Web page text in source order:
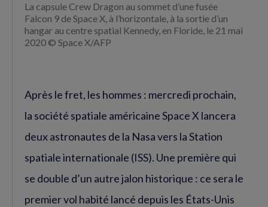
La capsule Crew Dragon au sommet d’une fusée
Falcon 9 de Space X, à l’horizontale, à la sortie d’un
hangar au centre spatial Kennedy, en Floride, le 21 mai
2020 © Space X/AFP
Après le fret, les hommes : mercredi prochain,
la société spatiale américaine Space X lancera
deux astronautes de la Nasa vers la Station
spatiale internationale (ISS). Une première qui
se double d’un autre jalon historique : ce sera le
premier vol habité lancé depuis les États-Unis